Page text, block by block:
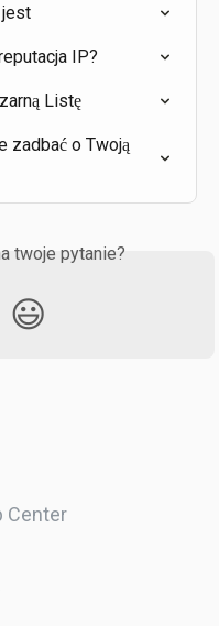
jest
IP?
Listę
zadbać o Twoją
twoje pytanie?
😃